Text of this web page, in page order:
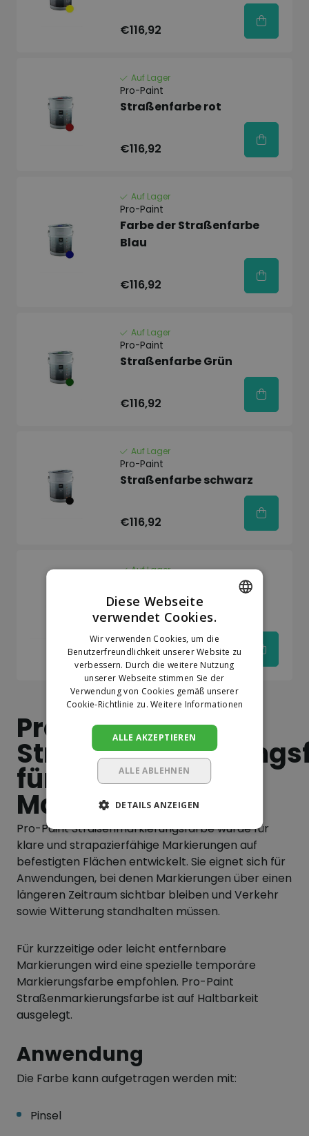
€116,92
Auf Lager
Pro-Paint
Straßenfarbe rot
€116,92
Auf Lager
Pro-Paint
Farbe der Straßenfarbe
Blau
€116,92
Auf Lager
Pro-Paint
Straßenfarbe Grün
€116,92
Auf Lager
Pro-Paint
Straßenfarbe schwarz
€116,92
Auf Lager
Verdünner für
Straßenfarbe
€54,11
Pro-Paint
für dauerhafte
Markierungen
Pro-Paint Straßenmarkierungsfarbe wurde für
klare und strapazierfähige Markierungen auf
befestigten Flächen entwickelt. Sie eignet sich für
Anwendungen, bei denen Markierungen über einen
längeren Zeitraum sichtbar bleiben und Verkehr
sowie Witterung standhalten müssen.
Für kurzzeitige oder leicht entfernbare
Markierungen wird eine spezielle temporäre
Markierungsfarbe empfohlen. Pro-Paint
Straßenmarkierungsfarbe ist auf Haltbarkeit
ausgelegt.
Anwendung
Die Farbe kann aufgetragen werden mit:
Pinsel
DUTCH
GERMAN
Diese Webseite
verwendet Cookies.
Wir verwenden Cookies, um die
Benutzerfreundlichkeit unserer Website zu
verbessern. Durch die weitere Nutzung
unserer Webseite stimmen Sie der
Verwendung von Cookies gemäß unserer
Cookie-Richtlinie zu. Weitere Informationen
ALLE AKZEPTIEREN
ALLE ABLEHNEN
DETAILS ANZEIGEN